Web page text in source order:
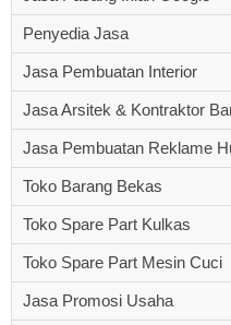
Penyedia Jasa
Jasa Pembuatan Interior
Jasa Arsitek & Kontraktor
Jasa Pembuatan Reklame
Toko Barang Bekas
Toko Spare Part Kulkas
Toko Spare Part Mesin Cuci
Jasa Promosi Usaha